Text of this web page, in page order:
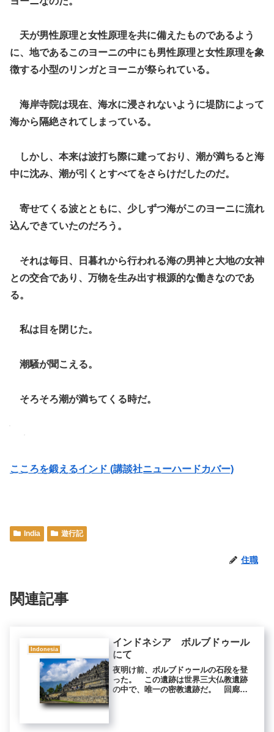
天が男性原理と女性原理を共に備えたものであるよう
に、地であるこのヨーニの中にも男性原理と女性原理を象
徴する小型のリンガとヨーニが祭られている。
海岸寺院は現在、海水に浸されないように堤防によって
海から隔絶されてしまっている。
しかし、本来は波打ち際に建っており、潮が満ちると海
中に沈み、潮が引くとすべてをさらけだしたのだ。
寄せてくる波とともに、少しずつ海がこのヨーニに流れ
込んできていたのだろう。
それは毎日、日暮れから行われる海の男神と大地の女神
との交合であり、万物を生み出す根源的な働きなのであ
る。
私は目を閉じた。
潮騒が聞こえる。
そろそろ潮が満ちてくる時だ。
こころを鍛えるインド (講談社ニューハードカバー)
India 遊行記
住職
関連記事
Indonesia
インドネシア ボルブドゥール
にて
夜明け前、ボルブドゥールの石段を登
った。 この遺跡は世界三大仏教遺跡
の中で、唯一の密教遺跡だ。 回廊を